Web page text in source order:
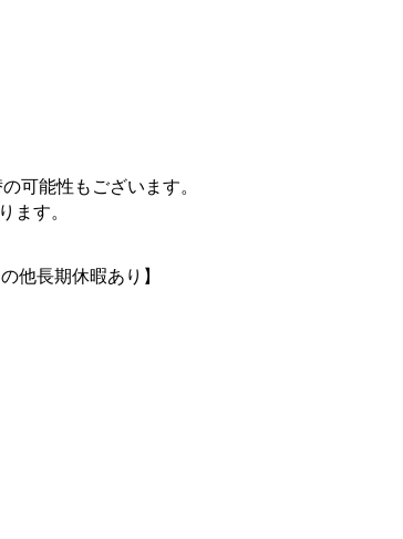
可能性もございます。
ます。
他長期休暇あり】